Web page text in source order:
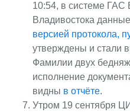
10:54, в системе ГАС
Владивостока данные
версией протокола,
утверждены и стали
Фамилии двух
исполнение
видны в отчёте.
Утром 19 сентября